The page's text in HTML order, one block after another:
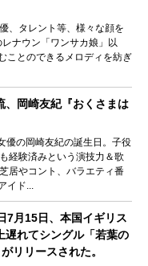
、タレント等、様々な顔を
ナウン「ワンサカ娘」以
ことのできるメロディを紡ぎ
、岡崎友紀『おくさまは
優の岡崎友紀の誕生日。子役
経験済みという演技力＆歌
居やコント、バラエティ番
イド...
7月15日、本国イギリス
遅れてシングル「若葉の
リリースされた。